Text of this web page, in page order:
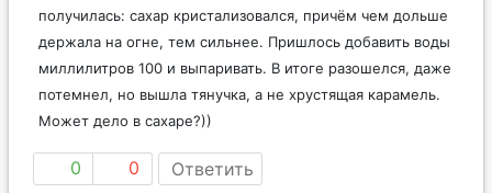
получилась: сахар кристализовался, причём чем дольше
держала на огне, тем сильнее. Пришлось добавить воды
миллилитров 100 и выпаривать. В итоге разошелся, даже
потемнел, но вышла тянучка, а не хрустящая карамель.
Может дело в сахаре?))
0 0 Ответить